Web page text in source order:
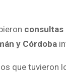
consultas
y Córdoba
que tuvieron